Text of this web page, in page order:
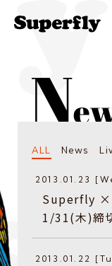
ALL News
2013.01.23
Superfly ×
1/31(木)締
2013.01.22